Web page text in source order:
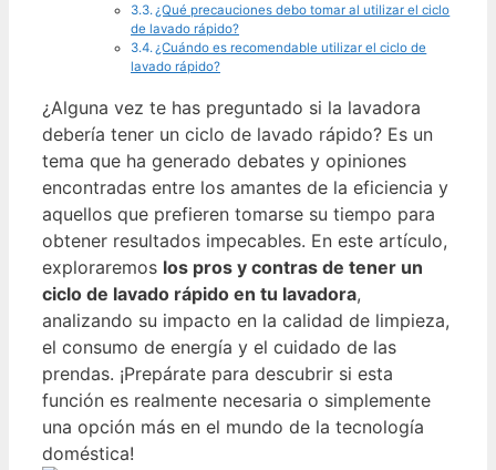
¿Qué precauciones debo tomar al utilizar el ciclo
de lavado rápido?
¿Cuándo es recomendable utilizar el ciclo de
lavado rápido?
¿Alguna vez te has preguntado si la lavadora
debería tener un ciclo de lavado rápido? Es un
tema que ha generado debates y opiniones
encontradas entre los amantes de la eficiencia y
aquellos que prefieren tomarse su tiempo para
obtener resultados impecables. En este artículo,
exploraremos los pros y contras de tener un
ciclo de lavado rápido en tu lavadora,
analizando su impacto en la calidad de limpieza,
el consumo de energía y el cuidado de las
prendas. ¡Prepárate para descubrir si esta
función es realmente necesaria o simplemente
una opción más en el mundo de la tecnología
doméstica!